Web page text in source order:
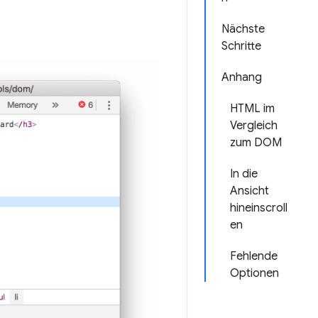
Nächste
Schritte
Anhang
HTML im
Vergleich
zum DOM
In die
Ansicht
hineinscroll
en
Fehlende
Optionen